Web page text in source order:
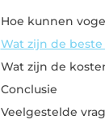
Hoe kunnen
Wat zijn de
Wat zijn de
Conclusie
Veelgestelde